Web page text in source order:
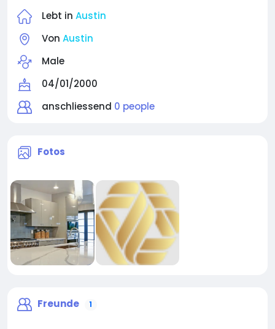
Lebt in Austin
Von Austin
Male
04/01/2000
anschliessend 0 people
Fotos
Freunde 1